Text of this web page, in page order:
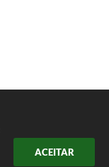
ACEITAR